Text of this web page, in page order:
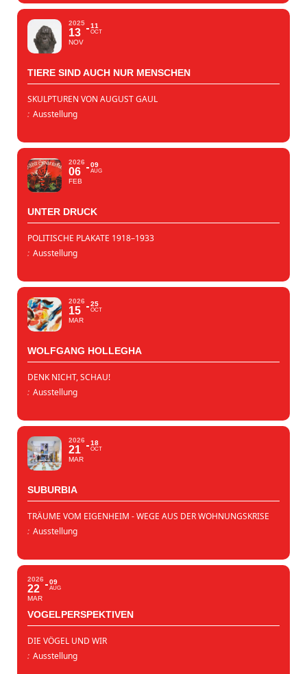
2025
13
NOV
11
OCT
TIERE SIND AUCH NUR MENSCHEN
SKULPTUREN VON AUGUST GAUL
: Ausstellung
2026
06
FEB
09
AUG
UNTER DRUCK
POLITISCHE PLAKATE 1918–1933
: Ausstellung
2026
15
MAR
25
OCT
WOLFGANG HOLLEGHA
DENK NICHT, SCHAU!
: Ausstellung
2026
21
MAR
18
OCT
SUBURBIA
TRÄUME VOM EIGENHEIM - WEGE AUS DER WOHNUNGSKRISE
: Ausstellung
2026
22
MAR
09
AUG
VOGELPERSPEKTIVEN
DIE VÖGEL UND WIR
: Ausstellung